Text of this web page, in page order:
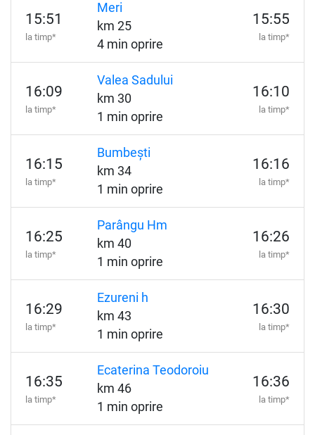
15:51
la timp*
Meri
km 25
4 min oprire
15:55
la timp*
16:09
la timp*
Valea Sadului
km 30
1 min oprire
16:10
la timp*
16:15
la timp*
Bumbești
km 34
1 min oprire
16:16
la timp*
16:25
la timp*
Parângu Hm
km 40
1 min oprire
16:26
la timp*
16:29
la timp*
Ezureni h
km 43
1 min oprire
16:30
la timp*
16:35
la timp*
Ecaterina Teodoroiu
km 46
1 min oprire
16:36
la timp*